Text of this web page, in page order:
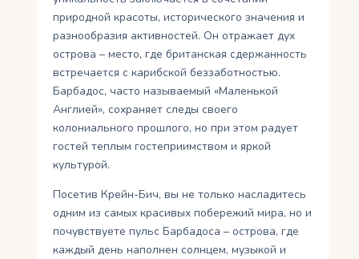
природной красоты, исторического значения и
разнообразия активностей. Он отражает дух
острова – место, где британская сдержанность
встречается с карибской беззаботностью.
Барбадос, часто называемый «Маленькой
Англией», сохраняет следы своего
колониального прошлого, но при этом радует
гостей теплым гостеприимством и яркой
культурой.
Посетив Крейн-Бич, вы не только насладитесь
одним из самых красивых побережий мира, но и
почувствуете пульс Барбадоса – острова, где
каждый день наполнен солнцем, музыкой и